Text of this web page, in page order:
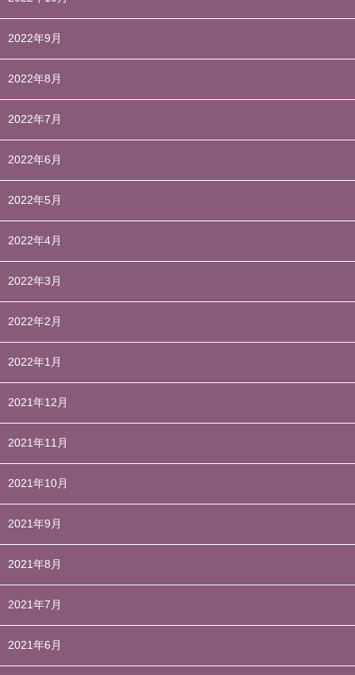
2022年9月
2022年8月
2022年7月
2022年6月
2022年5月
2022年4月
2022年3月
2022年2月
2022年1月
2021年12月
2021年11月
2021年10月
2021年9月
2021年8月
2021年7月
2021年6月